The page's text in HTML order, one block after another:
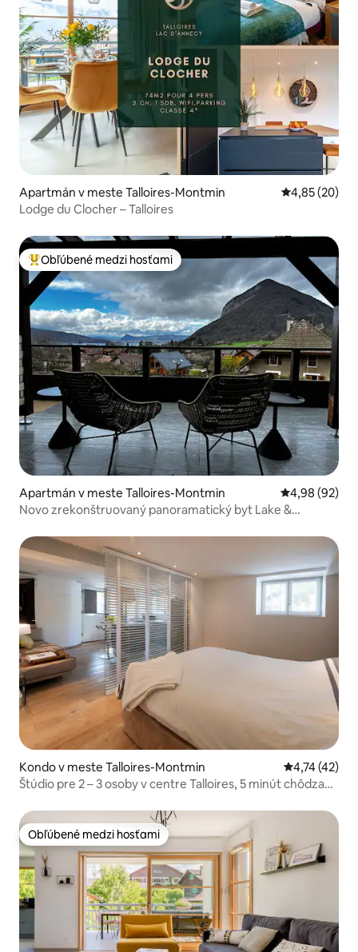
Apartmán v meste Talloires-Montmin Priemerné
4,85 (20)
Lodge du Clocher – Talloires
Najobľúbenejšie medzi hosťami
Obľúbené medzi hosťami
Apartmán v meste Talloires-Montmin Priemerné
4,98 (92)
Novo zrekonštruovaný panoramatický byt Lake &
Kondo v meste Talloires-Montmin Priemerné
4,74 (42)
Štúdio pre 2 – 3 osoby v centre Talloires, 5 minút chôdza
Obľúbené medzi hosťami
Obľúbené medzi hosťami